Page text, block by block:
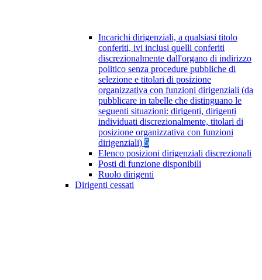
Incarichi dirigenziali, a qualsiasi titolo
conferiti, ivi inclusi quelli conferiti
discrezionalmente dall'organo di indirizzo
politico senza procedure pubbliche di
selezione e titolari di posizione
organizzativa con funzioni dirigenziali (da
pubblicare in tabelle che distinguano le
seguenti situazioni: dirigenti, dirigenti
individuati discrezionalmente, titolari di
posizione organizzativa con funzioni
dirigenziali) 5
Elenco posizioni dirigenziali discrezionali
Posti di funzione disponibili
Ruolo dirigenti
Dirigenti cessati